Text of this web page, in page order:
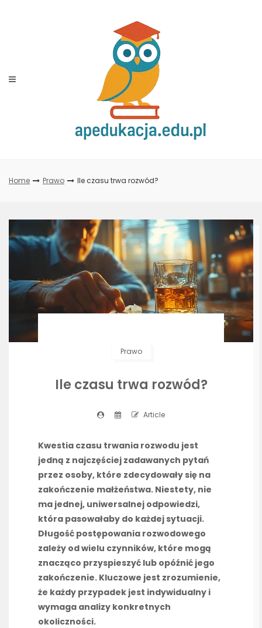
Home Prawo Ile czasu trwa rozwód?
Prawo
Ile czasu trwa rozwód?
Article
Kwestia czasu trwania rozwodu jest
jedną z najczęściej zadawanych pytań
przez osoby, które zdecydowały się na
zakończenie małżeństwa. Niestety, nie
ma jednej, uniwersalnej odpowiedzi,
która pasowałaby do każdej sytuacji.
Długość postępowania rozwodowego
zależy od wielu czynników, które mogą
znacząco przyspieszyć lub opóźnić jego
zakończenie. Kluczowe jest zrozumienie,
że każdy przypadek jest indywidualny i
wymaga analizy konkretnych
okoliczności.